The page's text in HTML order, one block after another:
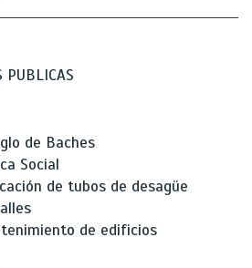
PUBLICAS
de Baches
Social
de tubos de desagüe
de edificios